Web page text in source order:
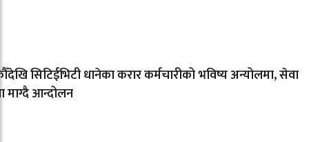
सिटिईभिटी धानेका करार कर्मचारीको भविष्य अन्योलमा, सेवा
माग्दै आन्दोलन